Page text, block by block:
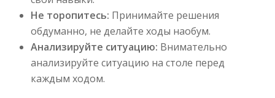
Не торопитесь: Принимайте решения
обдуманно, не делайте ходы наобум.
Анализируйте ситуацию: Внимательно
анализируйте ситуацию на столе перед
каждым ходом.